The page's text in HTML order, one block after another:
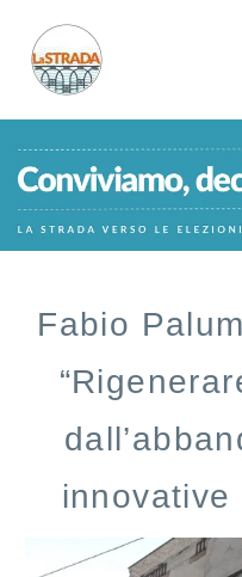
Fabio
innovative